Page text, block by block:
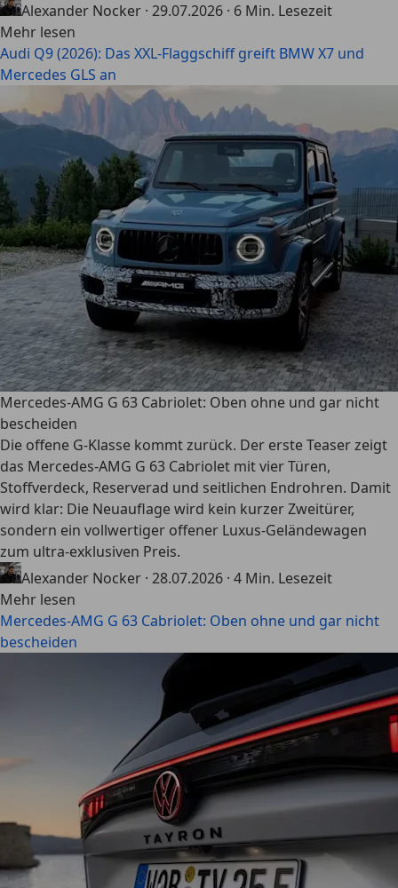
Alexander Nocker · 29.07.2026 · 6 Min. Lesezeit
Mehr lesen
Audi Q9 (2026): Das XXL-Flaggschiff greift BMW X7 und
Mercedes GLS an
Mercedes-AMG G 63 Cabriolet: Oben ohne und gar nicht
bescheiden
Die offene G-Klasse kommt zurück. Der erste Teaser zeigt
das Mercedes-AMG G 63 Cabriolet mit vier Türen,
Stoffverdeck, Reserverad und seitlichen Endrohren. Damit
wird klar: Die Neuauflage wird kein kurzer Zweitürer,
sondern ein vollwertiger offener Luxus-Geländewagen
zum ultra-exklusiven Preis.
Alexander Nocker · 28.07.2026 · 4 Min. Lesezeit
Mehr lesen
Mercedes-AMG G 63 Cabriolet: Oben ohne und gar nicht
bescheiden